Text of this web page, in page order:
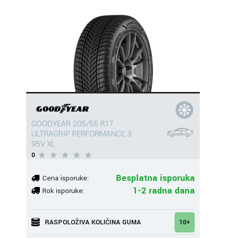
GOODYEAR 205/55 R17
ULTRAGRIP PERFORMANCE 3
95V XL
0
Cena isporuke: Besplatna isporuka
Rok isporuke: 1-2 radna dana
RASPOLOŽIVA KOLIČINA GUMA 10+